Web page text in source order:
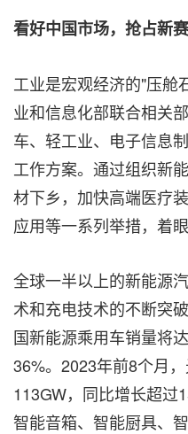
看好中国市场，抢占新
工业是宏观经济的"压舱
业和信息化部联合相关
车、轻工业、电子信息
工作方案。通过组织新
材下乡，加快高端医疗
应用等一系列举措，着
全球一半以上的新能源
术和充电技术的不断突
国新能源乘用车销量将
36%。2023年前8个月
113GW，同比增长超过
智能音箱、智能厨具、